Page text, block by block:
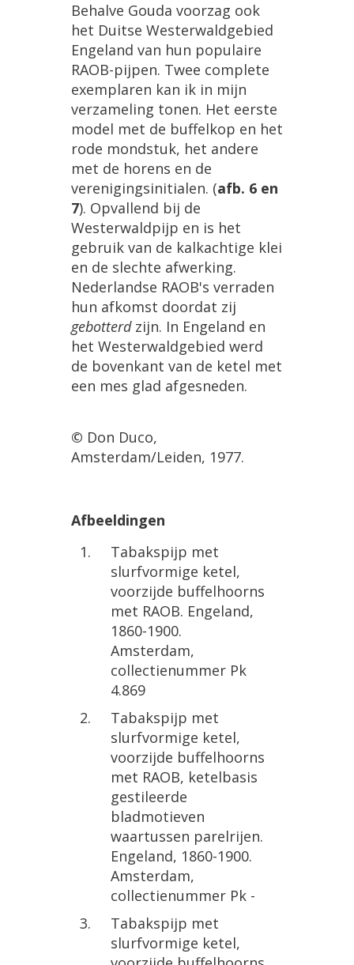
Behalve Gouda voorzag ook
het Duitse Westerwaldgebied
Engeland van hun populaire
RAOB-pijpen. Twee complete
exemplaren kan ik in mijn
verzameling tonen. Het eerste
model met de buffelkop en het
rode mondstuk, het andere
met de horens en de
verenigingsinitialen. (afb. 6 en
7). Opvallend bij de
Westerwaldpijp en is het
gebruik van de kalkachtige klei
en de slechte afwerking.
Nederlandse RAOB's verraden
hun afkomst doordat zij
gebotterd zijn. In Engeland en
het Westerwaldgebied werd
de bovenkant van de ketel met
een mes glad afgesneden.
© Don Duco,
Amsterdam/Leiden, 1977.
Afbeeldingen
Tabakspijp met
slurfvormige ketel,
voorzijde buffelhoorns
met RAOB. Engeland,
1860-1900.
Amsterdam,
collectienummer Pk
4.869
Tabakspijp met
slurfvormige ketel,
voorzijde buffelhoorns
met RAOB, ketelbasis
gestileerde
bladmotieven
waartussen parelrijen.
Engeland, 1860-1900.
Amsterdam,
collectienummer Pk -
Tabakspijp met
slurfvormige ketel,